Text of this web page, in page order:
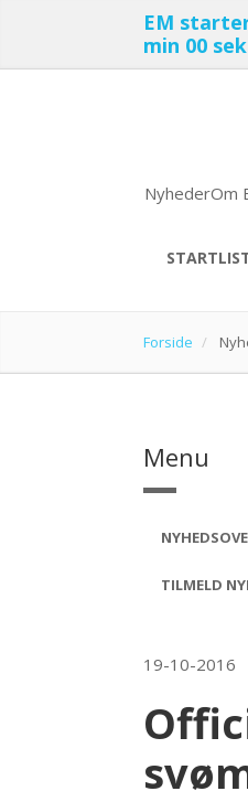
EM
min 00 sek
NyhederOm
Forside
Menu
TILMELD
19-10-2016